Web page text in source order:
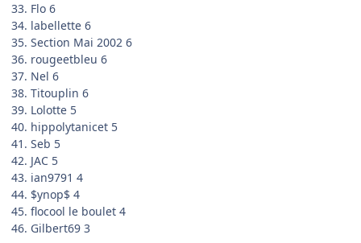
33. Flo 6
34. labellette 6
35. Section Mai 2002 6
36. rougeetbleu 6
37. Nel 6
38. Titouplin 6
39. Lolotte 5
40. hippolytanicet 5
41. Seb 5
42. JAC 5
43. ian9791 4
44. $ynop$ 4
45. flocool le boulet 4
46. Gilbert69 3